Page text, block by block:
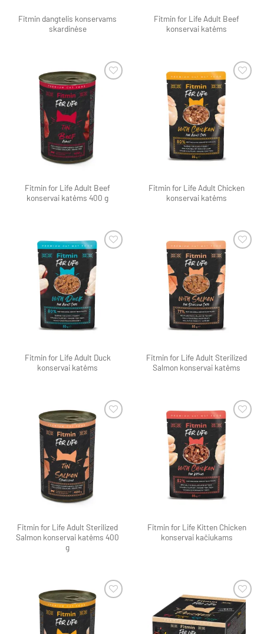
Fitmin dangtelis konservams
skardinėse
Fitmin for Life Adult Beef
konservai katėms
Fitmin for Life Adult Beef
konservai katėms 400 g
Pamėgti
produktą
Fitmin for Life Adult Chicken
konservai katėms
Pamėgti
produktą
Fitmin for Life Adult Duck
konservai katėms
Pamėgti
produktą
Fitmin for Life Adult Sterilized
Salmon konservai katėms
Fitmin for Life Adult Sterilized
Salmon konservai katėms 400
g
Pamėgti
produktą
Fitmin for Life Kitten Chicken
konservai kačiukams
Pamėgti